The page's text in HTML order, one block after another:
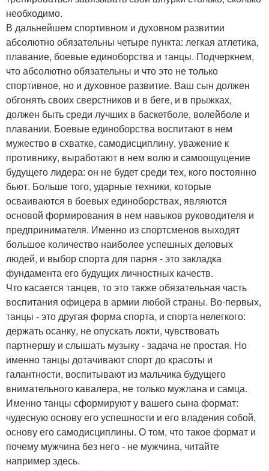
необходимо.
В дальнейшем спортивном и духовном развитии
абсолютно обязательны четыре пункта: легкая атлетика,
плавание, боевые единоборства и танцы. Подчеркнем,
что абсолютно обязательны и что это не только
спортивное, но и духовное развитие. Ваш сын должен
обгонять своих сверстников и в беге, и в прыжках,
должен быть среди лучших в баскетболе, волейболе и
плавании. Боевые единоборства воспитают в нем
мужество в схватке, самодисциплину, уважение к
противнику, выработают в нем волю и самоощущение
будущего лидера: он не будет среди тех, кого постоянно
бьют. Больше того, ударные техники, которые
осваиваются в боевых единоборствах, являются
основой формирования в нем навыков руководителя и
предпринимателя. Именно из спортсменов выходят
большое количество наиболее успешных деловых
людей, и выбор спорта для парня - это закладка
фундамента его будущих личностных качеств.
Что касается танцев, то это также обязательная часть
воспитания офицера в армии любой страны. Во-первых,
танцы - это другая форма спорта, и спорта нелегкого:
держать осанку, не опускать локти, чувствовать
партнершу и слышать музыку - задача не простая. Но
именно танцы дотачивают спорт до красоты и
галантности, воспитывают из мальчика будущего
внимательного кавалера, не только мужлана и самца.
Именно танцы сформируют у вашего сына формат:
чудесную основу его успешности и его владения собой,
основу его самодисциплины. О том, что такое формат и
почему мужчина без него - не мужчина, читайте
например здесь.